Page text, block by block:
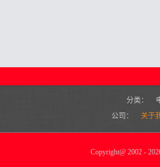
分类：
公司：
关于
Copyright@2002 -